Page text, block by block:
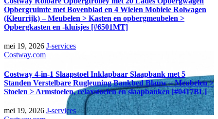
Opbergruimte met Bovenblad en 4 Wielen Mobiele Rolwagen
(Kleurrijk) – Meubelen > Kasten en opbergmeubelen >
Opbergkasten en -kluisjes [#6501MT]
mei 19, 2026 J-services
Costway.com
Costway 4-in-1 Slaapstoel Inklapbaar Slaapbank met 5
Standen Verstelbare Rugleuning Bankbed Blauw – Meubelen >
Stoelen > Armstoelen, relaxstoelen en slaapbanken [#0417BL]
mei 19, 2026 J-services